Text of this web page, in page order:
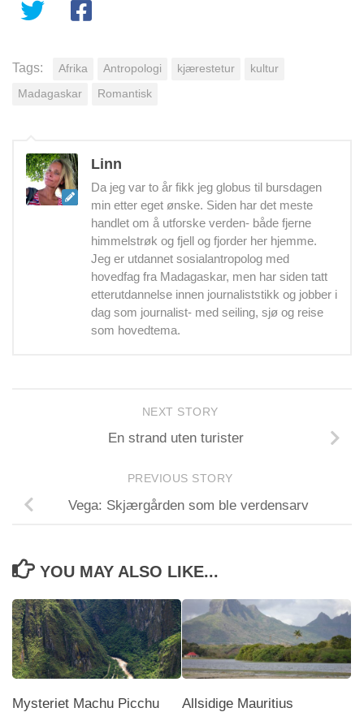
Tags: Afrika Antropologi kjærestetur kultur
Madagaskar Romantisk
Linn
Da jeg var to år fikk jeg globus til bursdagen
min etter eget ønske. Siden har det meste
handlet om å utforske verden- både fjerne
himmelstrøk og fjell og fjorder her hjemme.
Jeg er utdannet sosialantropolog med
hovedfag fra Madagaskar, men har siden tatt
etterutdannelse innen journaliststikk og jobber i
dag som journalist- med seiling, sjø og reise
som hovedtema.
NEXT STORY
En strand uten turister
PREVIOUS STORY
Vega: Skjærgården som ble verdensarv
YOU MAY ALSO LIKE...
Mysteriet Machu Picchu Allsidige Mauritius